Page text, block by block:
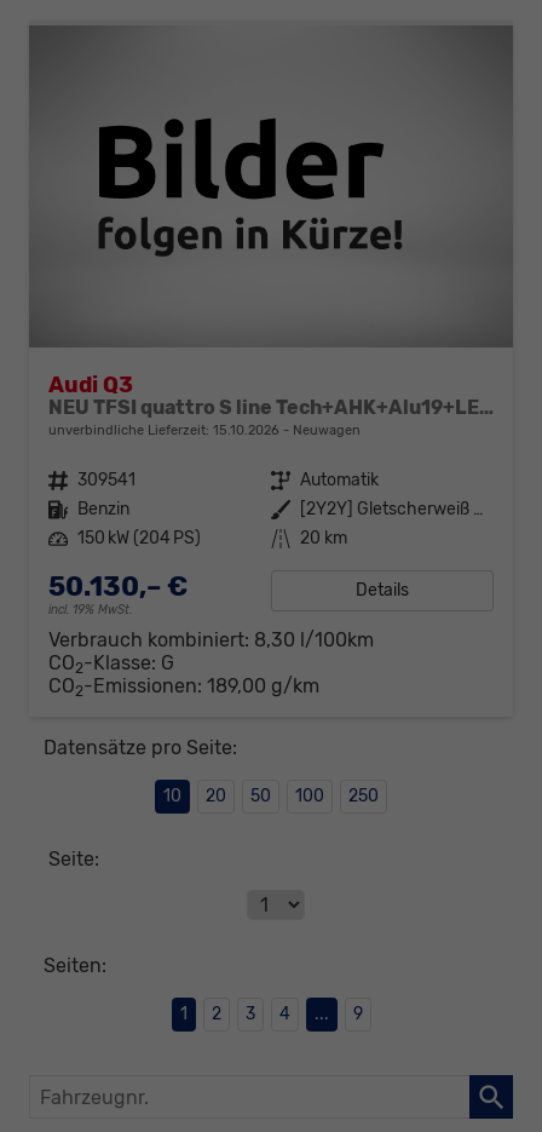
Audi Q3
NEU TFSI quattro S line Tech+AHK+Alu19+LEDplus+KlimaPlus+ExtSchwarz
unverbindliche Lieferzeit: 15.10.2026 Neuwagen
Fahrzeugnr. 309541 Getriebe Automatik
Kraftstoff Benzin Außenfarbe
[2Y2Y] Gletscherweiß Metallic
Leistung 150 kW (204 PS) Kilometerstand 20 km
50.130,– €
incl. 19% MwSt.
Details
Verbrauch kombiniert: 8,30 l/100km
CO2-Klasse: G
CO2-Emissionen: 189,00 g/km
Datensätze pro Seite:
10 20 50 100 250
Seite:
Seiten:
1 2 3 4 ... 9
Fahrzeugnr.